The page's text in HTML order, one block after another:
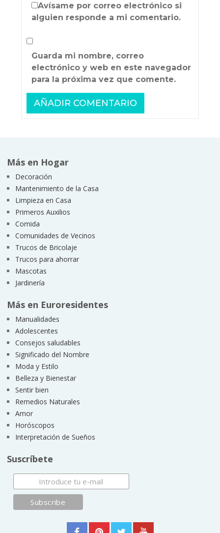
Avísame por correo electrónico si
alguien responde a mi comentario.
Guarda mi nombre, correo
electrónico y web en este navegador
para la próxima vez que comente.
Más en Hogar
Decoración
Mantenimiento de la Casa
Limpieza en Casa
Primeros Auxilios
Comida
Comunidades de Vecinos
Trucos de Bricolaje
Trucos para ahorrar
Mascotas
Jardinería
Más en Euroresidentes
Manualidades
Adolescentes
Consejos saludables
Significado del Nombre
Moda y Estilo
Belleza y Bienestar
Sentir bien
Remedios Naturales
Amor
Horóscopos
Interpretación de Sueños
Suscríbete